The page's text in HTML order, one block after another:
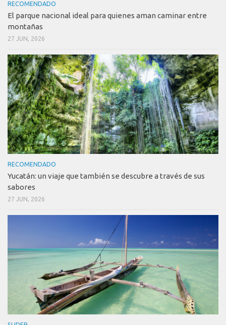
RECOMENDADO
El parque nacional ideal para quienes aman caminar entre
montañas
27 JUN, 2026
RECOMENDADO
Yucatán: un viaje que también se descubre a través de sus
sabores
27 JUN, 2026